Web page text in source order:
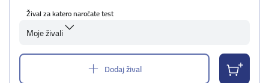
Žival za katero naročate test
Moje živali
Dodaj žival